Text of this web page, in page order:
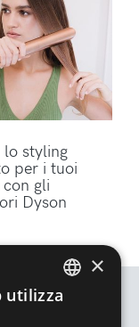
lo styling
per i tuoi
gli
Dyson
×
utilizza